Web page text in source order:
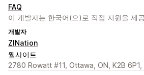
FAQ
이 개발자는 한국어(으)로 직접 지원을 제
개발자
ZINation
웹사이트
2780 Rowatt #11, Ottawa, ON, K2B 6P1,